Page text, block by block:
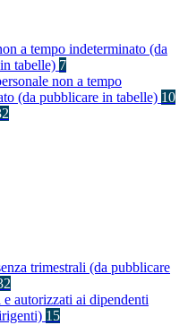
a tempo indeterminato (da
tabelle) 7
non a tempo
(da pubblicare in tabelle) 10
trimestrali (da pubblicare
autorizzati ai dipendenti
15